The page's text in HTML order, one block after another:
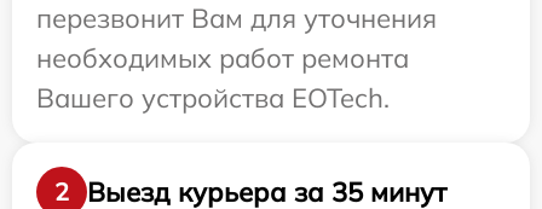
перезвонит Вам для уточнения
необходимых работ ремонта
Вашего устройства EOTech.
2 Выезд курьера за 35 минут